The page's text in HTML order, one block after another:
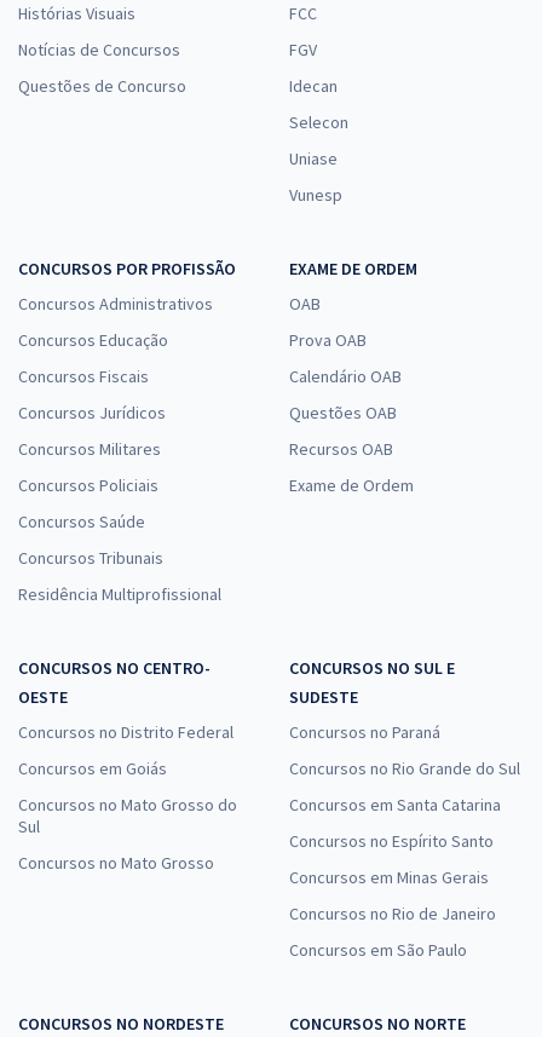
Histórias Visuais
Notícias de Concursos
Questões de Concurso
FCC
FGV
Idecan
Selecon
Uniase
Vunesp
CONCURSOS POR PROFISSÃO
Concursos Administrativos
Concursos Educação
Concursos Fiscais
Concursos Jurídicos
Concursos Militares
Concursos Policiais
Concursos Saúde
Concursos Tribunais
Residência Multiprofissional
EXAME DE ORDEM
OAB
Prova OAB
Calendário OAB
Questões OAB
Recursos OAB
Exame de Ordem
CONCURSOS NO CENTRO-
OESTE
Concursos no Distrito Federal
Concursos em Goiás
Concursos no Mato Grosso do
Sul
Concursos no Mato Grosso
CONCURSOS NO SUL E
SUDESTE
Concursos no Paraná
Concursos no Rio Grande do Sul
Concursos em Santa Catarina
Concursos no Espírito Santo
Concursos em Minas Gerais
Concursos no Rio de Janeiro
Concursos em São Paulo
CONCURSOS NO NORDESTE
CONCURSOS NO NORTE